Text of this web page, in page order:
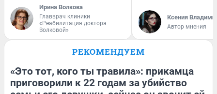
Ирина Волкова
Главврач клиники
«Реабилитация доктора
Волковой»
Ксения
Автор мнения
РЕКОМЕНДУЕМ
«Это тот, кого ты травила»: прикамца
приговорили к 22 годам за убийство